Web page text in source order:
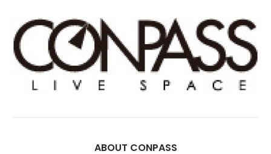
ABOUT CONPASS